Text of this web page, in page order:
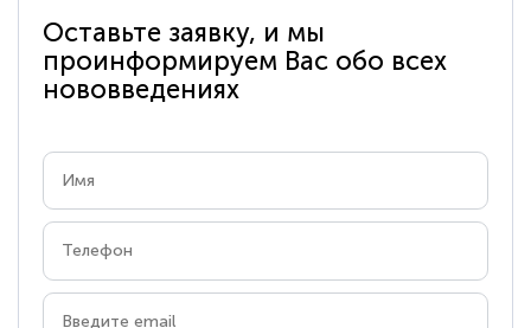
Оставьте заявку, и мы
проинформируем Вас обо всех
нововведениях